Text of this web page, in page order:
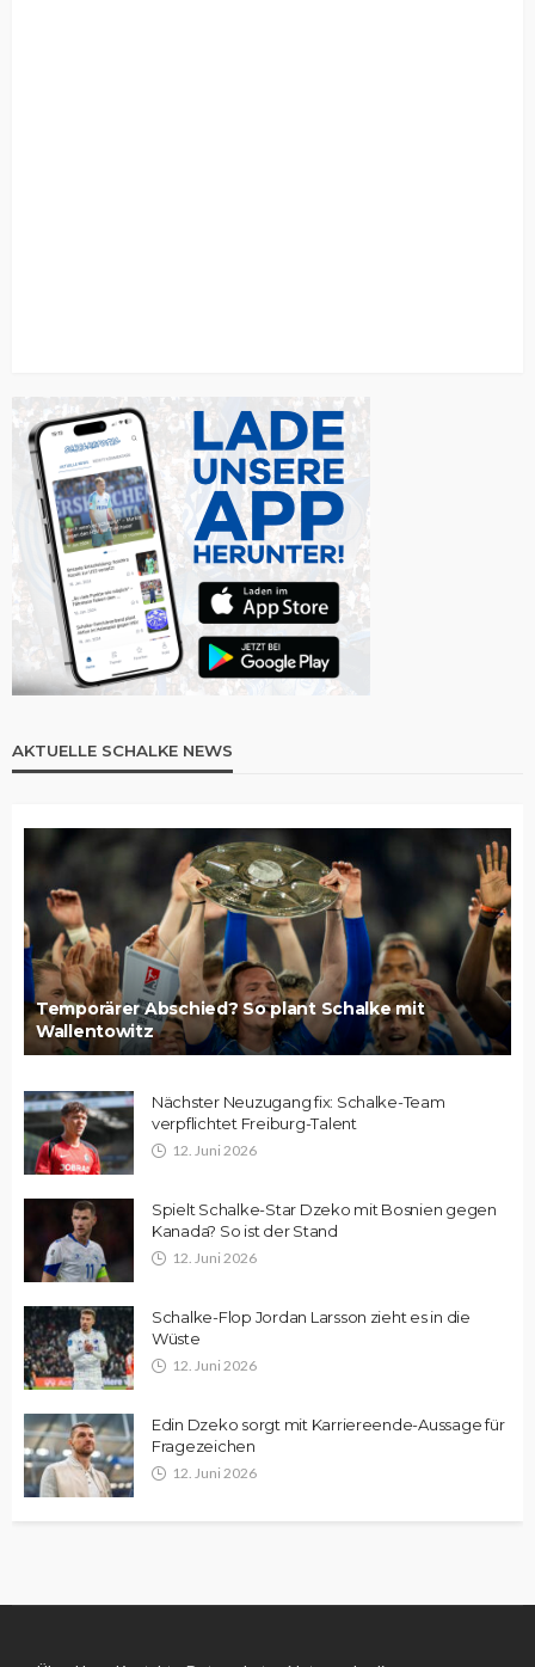
AKTUELLE SCHALKE NEWS
Temporärer Abschied? So plant Schalke mit
Wallentowitz
Nächster Neuzugang fix: Schalke-Team
verpflichtet Freiburg-Talent
12. Juni 2026
Spielt Schalke-Star Dzeko mit Bosnien gegen
Kanada? So ist der Stand
12. Juni 2026
Schalke-Flop Jordan Larsson zieht es in die
Wüste
12. Juni 2026
Edin Dzeko sorgt mit Karriereende-Aussage für
Fragezeichen
12. Juni 2026